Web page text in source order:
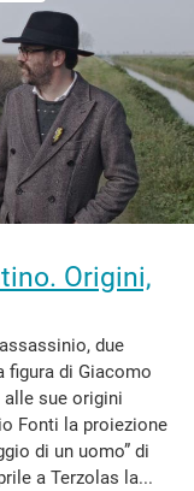
Origini,
due
figura di Giacomo
sue origini
Fonti la proiezione
di un uomo” di
a Terzolas la...